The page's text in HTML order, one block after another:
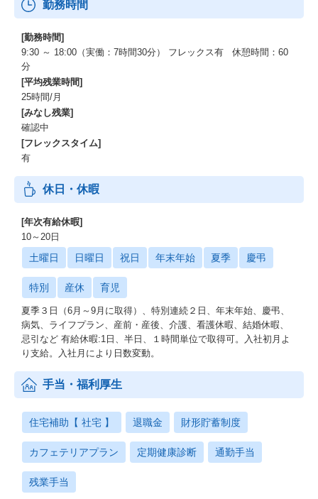
勤務時間
[勤務時間]
9:30 ～ 18:00（実働：7時間30分） フレックス有 休憩時間：60
分
[平均残業時間]
25時間/月
[みなし残業]
確認中
[フレックスタイム]
有
休日・休暇
[年次有給休暇]
10～20日
土曜日 日曜日 祝日 年末年始 夏季 慶弔
特別 産休 育児
夏季３日（6月～9月に取得）、特別連続２日、年末年始、慶弔、
病気、ライフプラン、産前・産後、介護、看護休暇、結婚休暇、
忌引など 有給休暇:1日、半日、１時間単位で取得可。入社初月よ
り支給。入社月により日数変動。
手当・福利厚生
住宅補助【 社宅 】 退職金 財形貯蓄制度
カフェテリアプラン 定期健康診断 通勤手当
残業手当